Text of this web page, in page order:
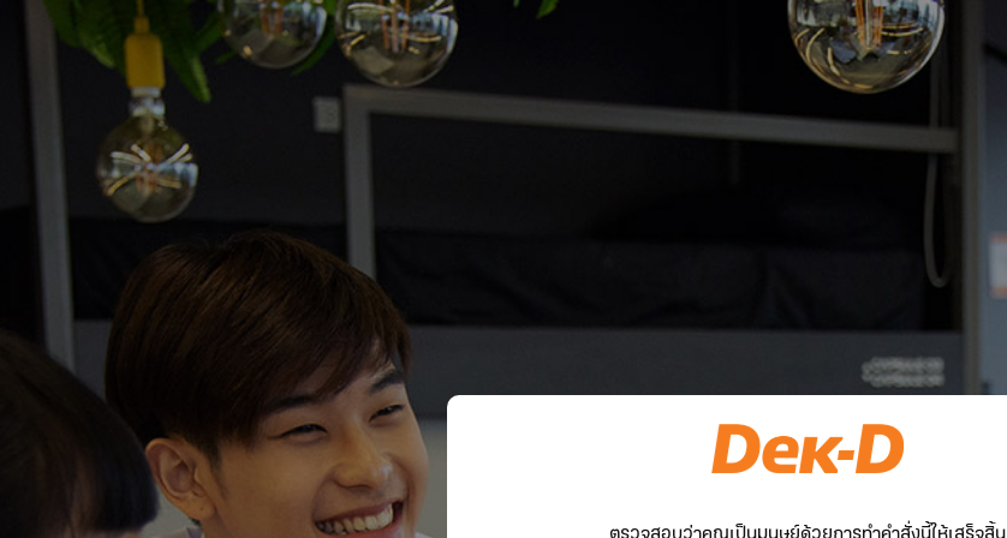
ตรวจสอบว่าคุณเป็นมนุษย์ด้วยการทำคำสั่งนี้ให้เสร็จสิ้น